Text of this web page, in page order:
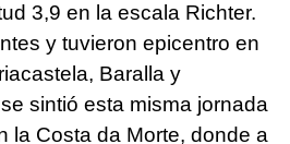
3,9 en la escala Richter.
y tuvieron epicentro en
Baralla y
sintió esta misma jornada
la Costa da Morte, donde a